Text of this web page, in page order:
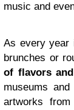
music and
As every year
brunches or
of flavors
museums
artworks